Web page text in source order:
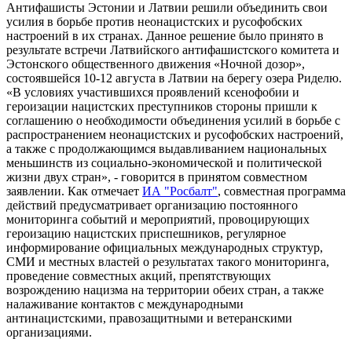
Антифашисты Эстонии и Латвии решили объединить свои
усилия в борьбе против неонацистских и русофобских
настроений в их странах. Данное решение было принято в
результате встречи Латвийского антифашистского комитета и
Эстонского общественного движения «Ночной дозор»,
состоявшейся 10-12 августа в Латвии на берегу озера Риделю.
«В условиях участившихся проявлений ксенофобии и
героизации нацистских преступников стороны пришли к
соглашению о необходимости объединения усилий в борьбе с
распространением неонацистских и русофобских настроений,
а также с продолжающимся выдавливанием национальных
меньшинств из социально-экономической и политической
жизни двух стран», - говорится в принятом совместном
заявлении. Как отмечает ИА "Росбалт", совместная программа
действий предусматривает организацию постоянного
мониторинга событий и мероприятий, провоцирующих
героизацию нацистских приспешников, регулярное
информирование официальных международных структур,
СМИ и местных властей о результатах такого мониторинга,
проведение совместных акций, препятствующих
возрождению нацизма на территории обеих стран, а также
налаживание контактов с международными
антинацистскими, правозащитными и ветеранскими
организациями.